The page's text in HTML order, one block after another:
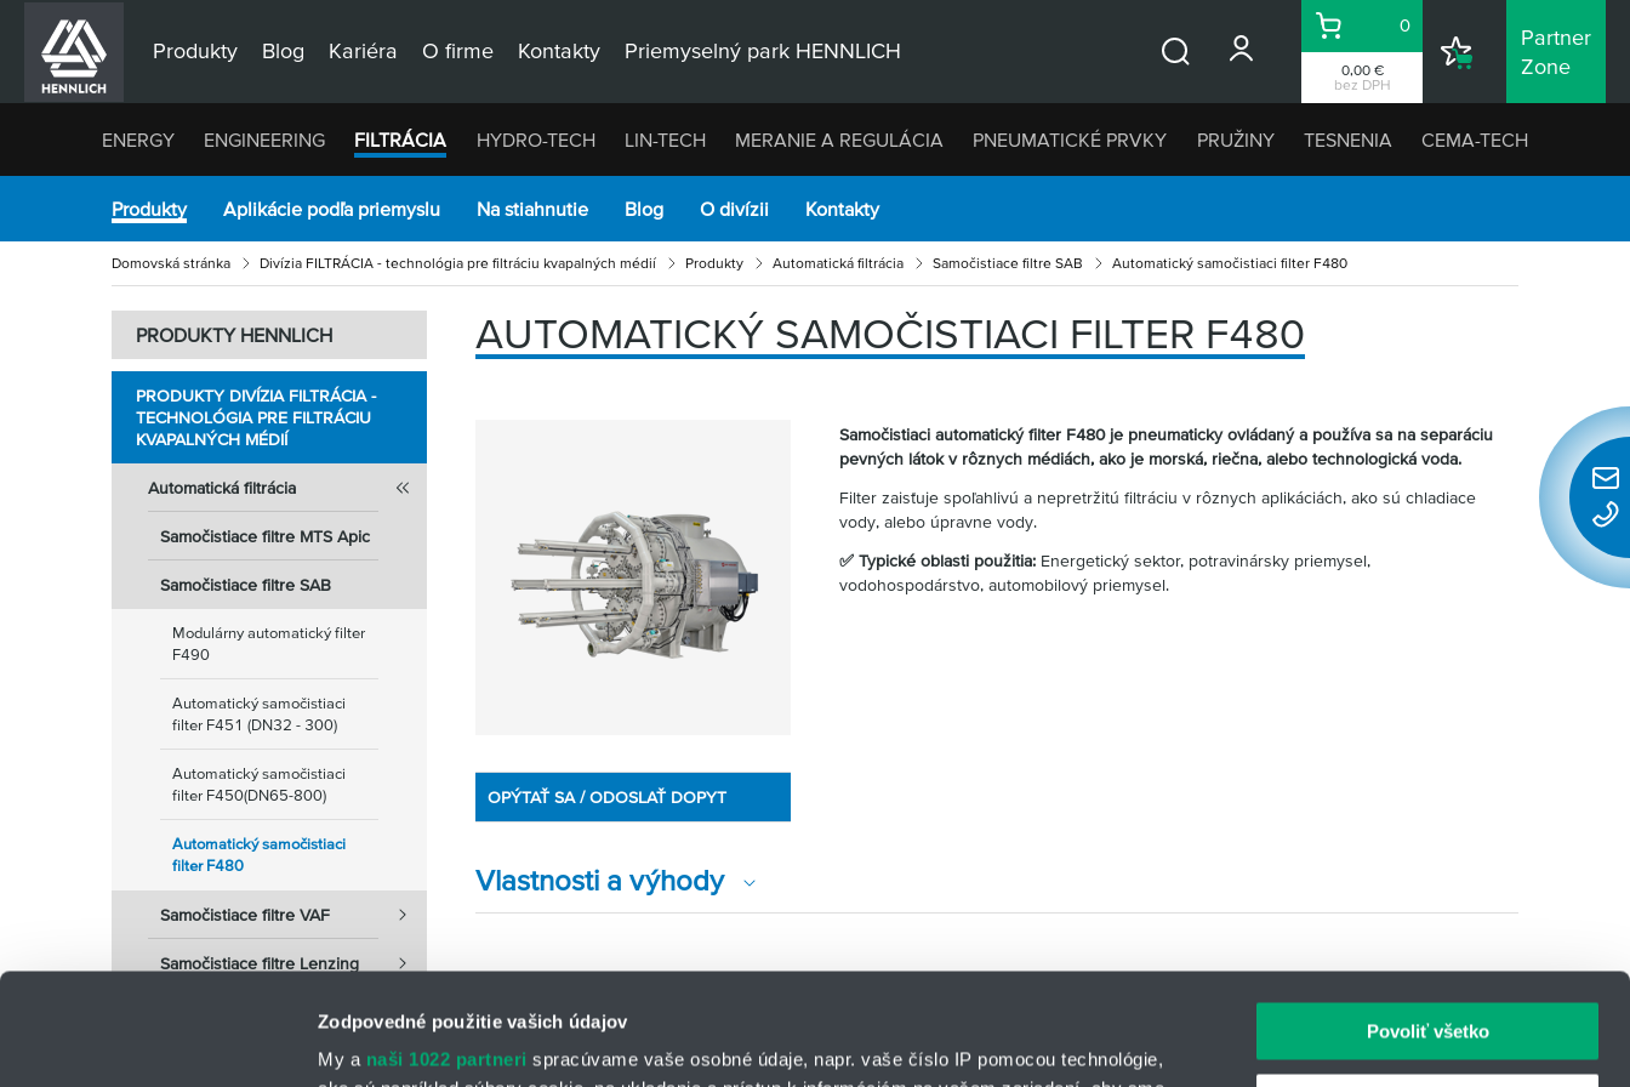
Zodpovedné použitie vašich údajov
My a naši 1022 partneri spracúvame vaše osobné údaje, napr. vaše číslo IP pomocou technológie,
Povoliť všetko
Produkty Blog Kariéra O firme Kontakty Priemyselný park HENNLICH
0,00 €
bez DPH
Košík
0
Nákupný
Partner
Zone
ENERGY ENGINEERING FILTRÁCIA HYDRO-TECH LIN-TECH MERANIE A REGULÁCIA PNEUMATICKÉ PRVKY PRUŽINY TESNENIA CEMA-TECH
Produkty Aplikácie podľa priemyslu Na stiahnutie Blog O divízii Kontakty
Domovská stránka Divízia FILTRÁCIA - technológia pre filtráciu kvapalných médií Produkty Automatická filtrácia Samočistiace filtre SAB Automatický samočistiaci filter F480
PRODUKTY HENNLICH
PRODUKTY DIVÍZIA FILTRÁCIA -
TECHNOLÓGIA PRE FILTRÁCIU
KVAPALNÝCH MÉDIÍ
Automatická filtrácia
Samočistiace filtre MTS Apic
Samočistiace filtre SAB
Modulárny automatický filter
F490
Automatický samočistiaci
filter F451 (DN32 - 300)
Automatický samočistiaci
filter F450(DN65-800)
Automatický samočistiaci
filter F480
Samočistiace filtre VAF
Samočistiace filtre Lenzing
AUTOMATICKÝ SAMOČISTIACI FILTER F480
OPÝTAŤ SA / ODOSLAŤ DOPYT
Samočistiaci automatický filter F480 je pneumaticky ovládaný a používa sa na separáciu
pevných látok v rôznych médiách, ako je morská, riečna, alebo technologická voda.
Filter zaisťuje spoľahlivú a nepretržitú filtráciu v rôznych aplikáciách, ako sú chladiace
vody, alebo úpravne vody.
✅ Typické oblasti použitia: Energetický sektor, potravinársky priemysel,
vodohospodárstvo, automobilový priemysel.
Vlastnosti a výhody